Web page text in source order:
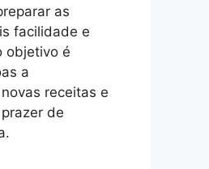
as
facilidade e
objetivo é
a
receitas e
de